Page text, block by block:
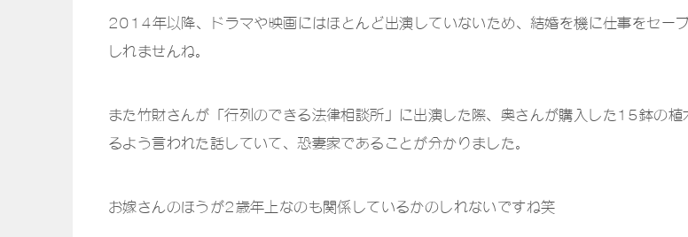
2014年以降、ドラマや映画にはほとんど出演していないため、結婚を機に仕事をセー
しれませんね。
また竹財さんが「行列のできる法律相談所」に出演した際、奥さんが購入した15鉢の植
るよう言われた話していて、恐妻家であることが分かりました。
お嫁さんのほうが2歳年上なのも関係しているかのしれないですね笑